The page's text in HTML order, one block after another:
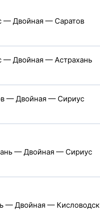
— Двойная — Саратов
— Двойная — Астрахань
— Двойная — Сириус
— Двойная — Сириус
— Двойная — Кисловодск